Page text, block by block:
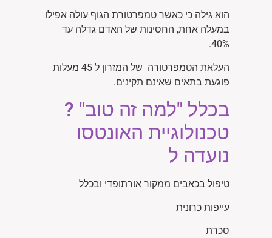
הוא גילה כי כאשר טמפרטורת הגוף עולה אפילו
במעלה אחת, החסינות של האדם גדלה עד
40%.
העלאת הטמפרטורה של המזרון ל 45 מעלות
פוגעת בתאים שאינם תקינים.
בכלל "למה זה טוב" ?
טכנולוגיית האונטסו
נועדה ל
טיפול בכאבים ממקור אורתופדי ובכלל
עייפות כרונית
סכרת